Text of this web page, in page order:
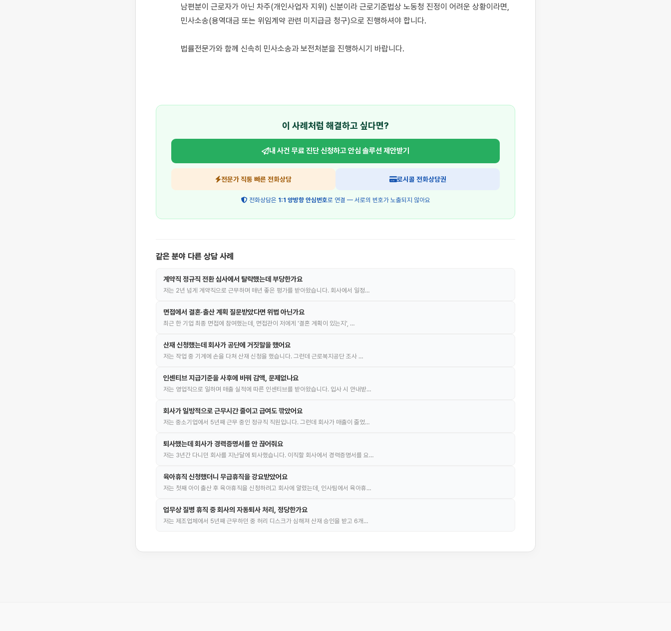
남편분이 근로자가 아닌 차주(개인사업자 지위) 신분이라 근로기준법상 노동청 진정이 어려운 상황이라면,
민사소송(용역대금 또는 위임계약 관련 미지급금 청구)으로 진행하셔야 합니다.
법률전문가와 함께 신속히 민사소송과 보전처분을 진행하시기 바랍니다.
이 사례처럼 해결하고 싶다면?
내 사건 무료 진단 신청하고안심 솔루션 제안받기
전문가 직통 빠른 전화상담 로시콜 전화상담권
전화상담은 1:1 양방향 안심번호로 연결 — 서로의 번호가 노출되지 않아요
같은 분야 다른 상담 사례
계약직 정규직 전환 심사에서 탈락했는데 부당한가요
저는 2년 넘게 계약직으로 근무하며 매년 좋은 평가를 받아왔습니다. 회사에서 일정…
면접에서 결혼·출산 계획 질문받았다면 위법 아닌가요
최근 한 기업 최종 면접에 참여했는데, 면접관이 저에게 '결혼 계획이 있는지', …
산재 신청했는데 회사가 공단에 거짓말을 했어요
저는 작업 중 기계에 손을 다쳐 산재 신청을 했습니다. 그런데 근로복지공단 조사 …
인센티브 지급기준을 사후에 바꿔 감액, 문제없나요
저는 영업직으로 일하며 매출 실적에 따른 인센티브를 받아왔습니다. 입사 시 안내받…
회사가 일방적으로 근무시간 줄이고 급여도 깎았어요
저는 중소기업에서 5년째 근무 중인 정규직 직원입니다. 그런데 회사가 매출이 줄었…
퇴사했는데 회사가 경력증명서를 안 끊어줘요
저는 3년간 다니던 회사를 지난달에 퇴사했습니다. 이직할 회사에서 경력증명서를 요…
육아휴직 신청했더니 무급휴직을 강요받았어요
저는 첫째 아이 출산 후 육아휴직을 신청하려고 회사에 알렸는데, 인사팀에서 육아휴…
업무상 질병 휴직 중 회사의 자동퇴사 처리, 정당한가요
저는 제조업체에서 5년째 근무하던 중 허리 디스크가 심해져 산재 승인을 받고 6개…